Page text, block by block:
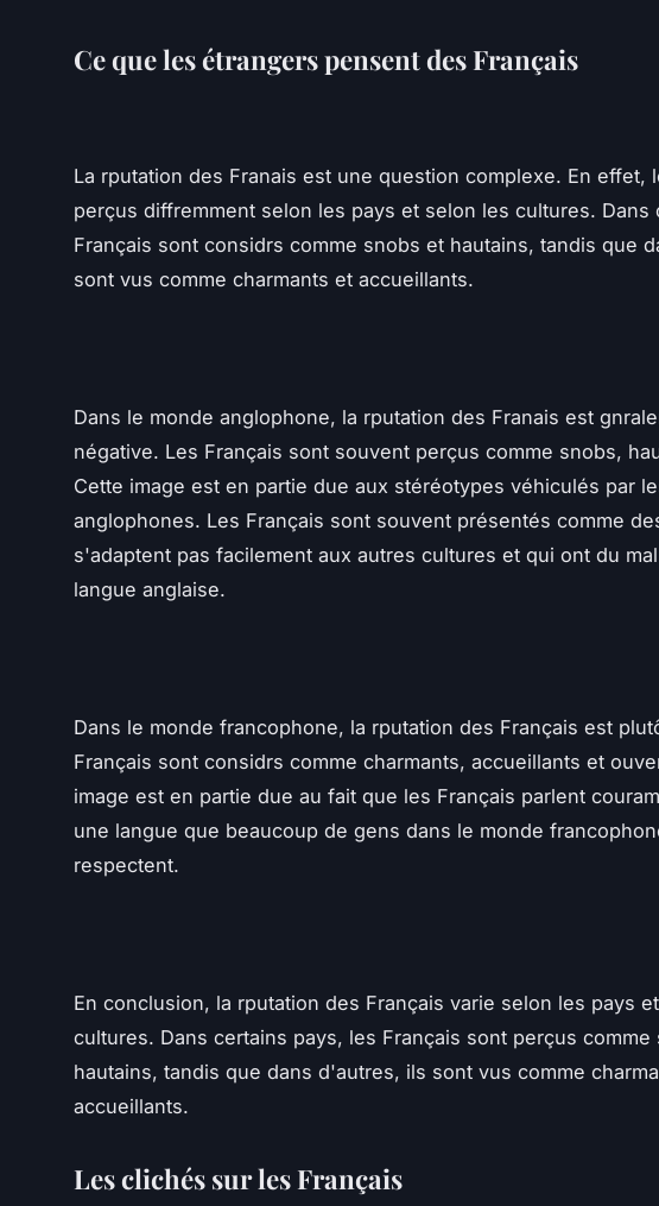
Ce que les étrangers pensent des Français
La rputation des Franais est une question complexe. En effet,
perçus diffremment selon les pays et selon les cultures. Dans
Français sont considrs comme snobs et hautains, tandis que
sont vus comme charmants et accueillants.
Dans le monde anglophone, la rputation des Franais est
négative. Les Français sont souvent perçus comme snobs,
Cette image est en partie due aux stéréotypes véhiculés par
anglophones. Les Français sont souvent présentés comme
s'adaptent pas facilement aux autres cultures et qui ont du
langue anglaise.
Dans le monde francophone, la rputation des Français est
Français sont considrs comme charmants, accueillants et
image est en partie due au fait que les Français parlent
une langue que beaucoup de gens dans le monde
respectent.
En conclusion, la rputation des Français varie selon les pays
cultures. Dans certains pays, les Français sont perçus comme
hautains, tandis que dans d'autres, ils sont vus comme
accueillants.
Les clichés sur les Français